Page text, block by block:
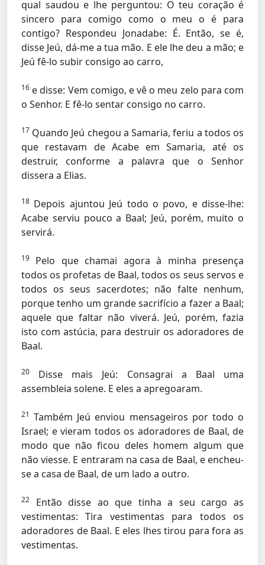
qual saudou e lhe perguntou: O teu coração é
sincero para comigo como o meu o é para
contigo? Respondeu Jonadabe: É. Então, se é,
disse Jeú, dá-me a tua mão. E ele lhe deu a mão; e
Jeú fê-lo subir consigo ao carro,
16 e disse: Vem comigo, e vê o meu zelo para com
o Senhor. E fê-lo sentar consigo no carro.
17 Quando Jeú chegou a Samaria, feriu a todos os
que restavam de Acabe em Samaria, até os
destruir, conforme a palavra que o Senhor
dissera a Elias.
18 Depois ajuntou Jeú todo o povo, e disse-lhe:
Acabe serviu pouco a Baal; Jeú, porém, muito o
servirá.
19
Pelo que chamai agora à minha presença
todos os profetas de Baal, todos os seus servos e
todos os seus sacerdotes; não falte nenhum,
porque tenho um grande sacrifício a fazer a Baal;
aquele que faltar não viverá. Jeú, porém, fazia
isto com astúcia, para destruir os adoradores de
Baal.
20
Disse mais Jeú: Consagrai a Baal uma
assembleia solene. E eles a apregoaram.
21 Também Jeú enviou mensageiros por todo o
Israel; e vieram todos os adoradores de Baal, de
modo que não ficou deles homem algum que
não viesse. E entraram na casa de Baal, e encheu-
se a casa de Baal, de um lado a outro.
22
Então disse ao que tinha a seu cargo as
vestimentas: Tira vestimentas para todos os
adoradores de Baal. E eles lhes tirou para fora as
vestimentas.